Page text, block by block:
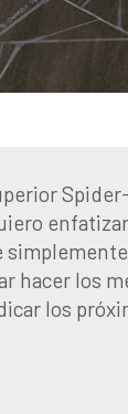
enfatizar
hacer los
los